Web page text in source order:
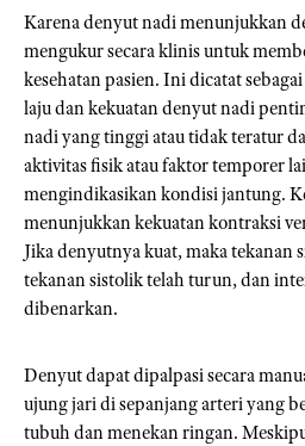
Karena denyut nadi menunjukkan
mengukur secara klinis untuk
kesehatan pasien. Ini dicatat
laju dan kekuatan denyut nadi
nadi yang tinggi atau tidak teratur
aktivitas fisik atau faktor temporer
mengindikasikan kondisi jantung.
menunjukkan kekuatan kontraksi
Jika denyutnya kuat, maka tekanan
tekanan sistolik telah turun, dan
dibenarkan.
Denyut dapat dipalpasi secara
ujung jari di sepanjang arteri yang
tubuh dan menekan ringan.